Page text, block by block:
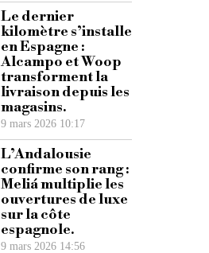
Le dernier
kilomètre s’installe
en Espagne :
Alcampo et Woop
transforment la
livraison depuis les
magasins.
9 mars 2026 10:17
L’Andalousie
confirme son rang :
Meliá multiplie les
ouvertures de luxe
sur la côte
espagnole.
9 mars 2026 14:56